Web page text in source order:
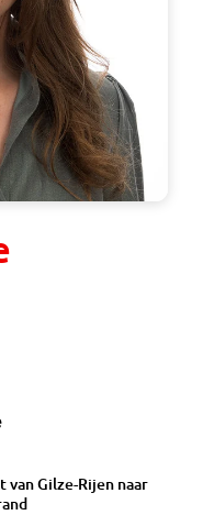
Gilze-Rijen naar